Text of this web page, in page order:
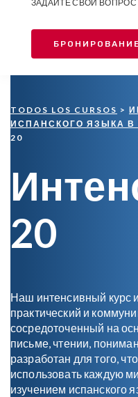
ЗАДАЙТЕ СВОЙ ВОПРОС
БРОНИРОВАНИЕ
TODOS LOS CURSOS >
ИСПАНСКОГО ЯЗЫКА В
20
20
Наш интенсивный курс
практический и
сосредоточенный на
письме, чтении,
разработан для того,
использовать каждую
изучением испанского